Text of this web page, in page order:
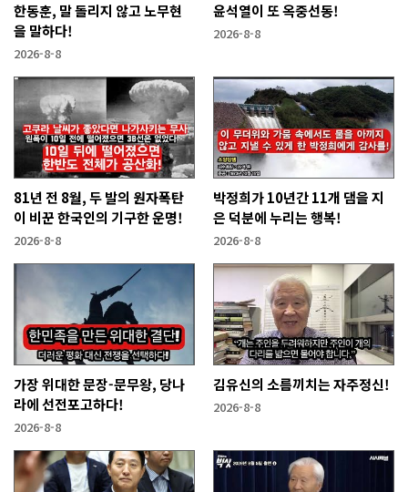
한동훈, 말 돌리지 않고 노무현
을 말하다!
2026-8-8
윤석열이 또 옥중선동!
2026-8-8
81년 전 8월, 두 발의 원자폭탄
이 비꾼 한국인의 기구한 운명!
2026-8-8
박정희가 10년간 11개 댐을 지
은 덕분에 누리는 행복!
2026-8-8
가장 위대한 문장-문무왕, 당나
라에 선전포고하다!
2026-8-8
김유신의 소름끼치는 자주정신!
2026-8-8